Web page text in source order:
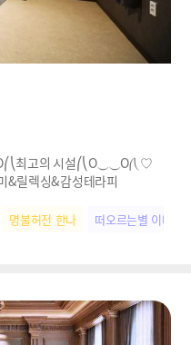
최고의 시설⎛⎝O⏝⏝O⎛⎝ ♡
&릴렉싱&감성테라피
명불허전 한나 떠오르는별 이나